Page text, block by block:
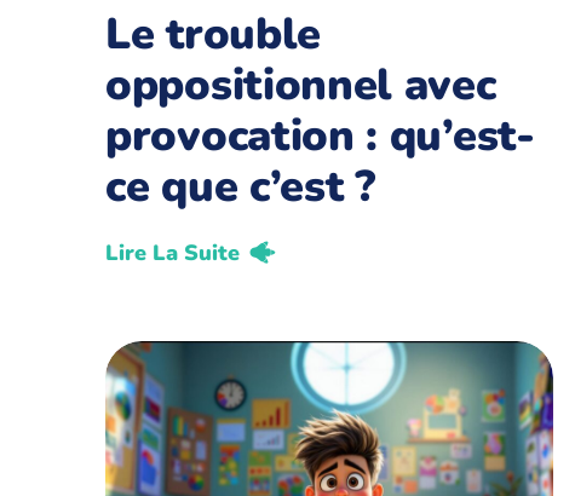
Le trouble
oppositionnel avec
provocation : qu’est-
ce que c’est ?
Lire La Suite